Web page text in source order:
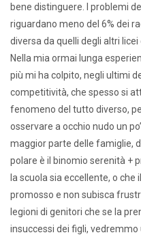
bene distinguere. I problemi
riguardano meno del 6% dei
diversa da quelli degli altri
Nella mia ormai lunga
più mi ha colpito, negli ultimi
competitività, che spesso si
fenomeno del tutto diverso,
osservare a occhio nudo un
maggior parte delle famiglie,
polare è il binomio serenità +
la scuola sia eccellente, o
promosso e non subisca
legioni di genitori che se la
insuccessi dei figli,